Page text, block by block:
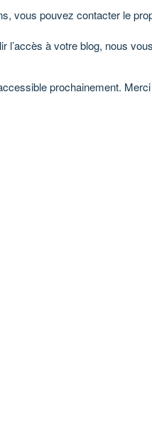
vous pouvez contacter le
l’accès à votre blog, nous
prochainement.